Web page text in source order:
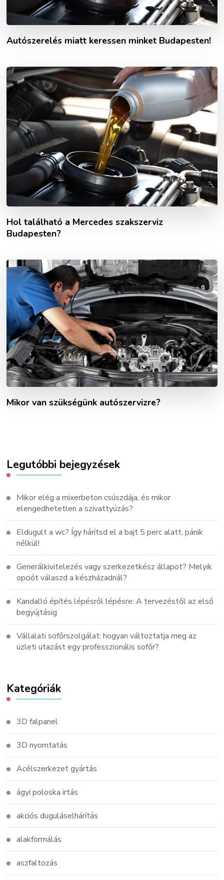
Autószerelés miatt keressen minket Budapesten!
Hol található a Mercedes szakszerviz
Budapesten?
Mikor van szükségünk autószervizre?
Legutóbbi bejegyzések
Mikor elég a mixerbeton csúszdája, és mikor
elengedhetetlen a szivattyúzás?
Eldugult a wc? Így hárítsd el a bajt 5 perc alatt, pánik
nélkül!
Generálkivitelezés vagy szerkezetkész állapot? Melyik
opciót válaszd a készházadnál?
Kandalló építés lépésről lépésre: A tervezéstől az első
begyújtásig
Vállalati sofőrszolgálat: hogyan változtatja meg az
üzleti utazást egy professzionális sofőr?
Kategóriák
3D falpanel
3D nyomtatás
Acélszerkezet gyártás
ágyi poloska irtás
akciós duguláselhárítás
alakformálás
aszfaltozás